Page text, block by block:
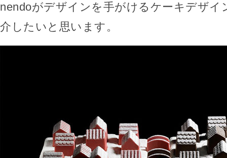
nendoがデザインを手がけるケーキデザイ
介したいと思います。